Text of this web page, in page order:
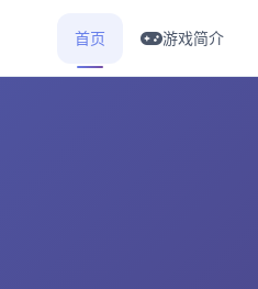
首页 游戏简介